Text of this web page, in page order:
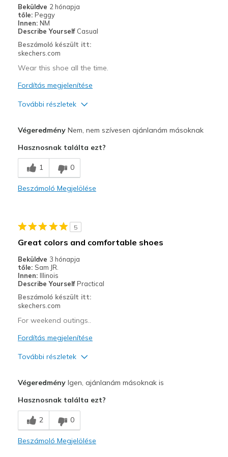
Casual Wear
Going Out
Special Occasions
Travel
Width
Feels true to width
Sizing
Feels true to size
Beküldve 2 hónapja
tőle: Peggy
Innen: NM
Describe Yourself Casual
Beszámoló készült itt:
skechers.com
Wear this shoe all the time.
Fordítás megjelenítése
További részletek
Breathe Well
Comfortable
VégeredményNem, nem szívesen ajánlanám másoknak
Hasznosnak találta ezt?
1 0
Beszámoló Megjelölése
5
Great colors and comfortable shoes
Beküldve 3 hónapja
tőle: Sam JR.
Innen: Illinois
Describe Yourself Practical
Beszámoló készült itt:
skechers.com
For weekend outings..
Fordítás megjelenítése
További részletek
Comfortable
Durable
VégeredményIgen, ajánlanám másoknak is
Hasznosnak találta ezt?
2 0
Beszámoló Megjelölése